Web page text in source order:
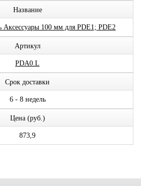
Название
Аксессуары 100 мм для PDE1; PDE2
Артикул
PDA0.L
Срок доставки
6 - 8 недель
Цена (руб.)
873,9